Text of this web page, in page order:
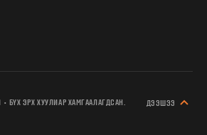
БҮХ ЭРХ ХУУЛИАР ХАМГААЛАГДСАН. ДЭЭШЭЭ